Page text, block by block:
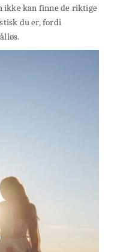
ikke kan finne de riktige
du er, fordi